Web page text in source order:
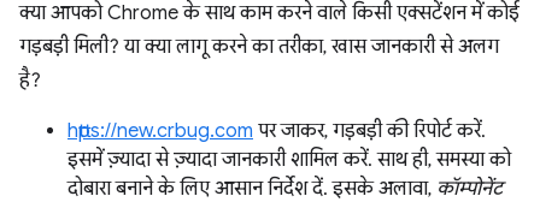
क्या आपको Chrome के साथ काम करने वाले किसी एक्सटेंशन में कोई
गड़बड़ी मिली? या क्या लागू करने का तरीका, खास जानकारी से अलग
है?
https://new.crbug.com पर जाकर, गड़बड़ी की रिपोर्ट करें.
इसमें ज़्यादा से ज़्यादा जानकारी शामिल करें. साथ ही, समस्या को
दोबारा बनाने के लिए आसान निर्देश दें. इसके अलावा, कॉम्पोनेंट